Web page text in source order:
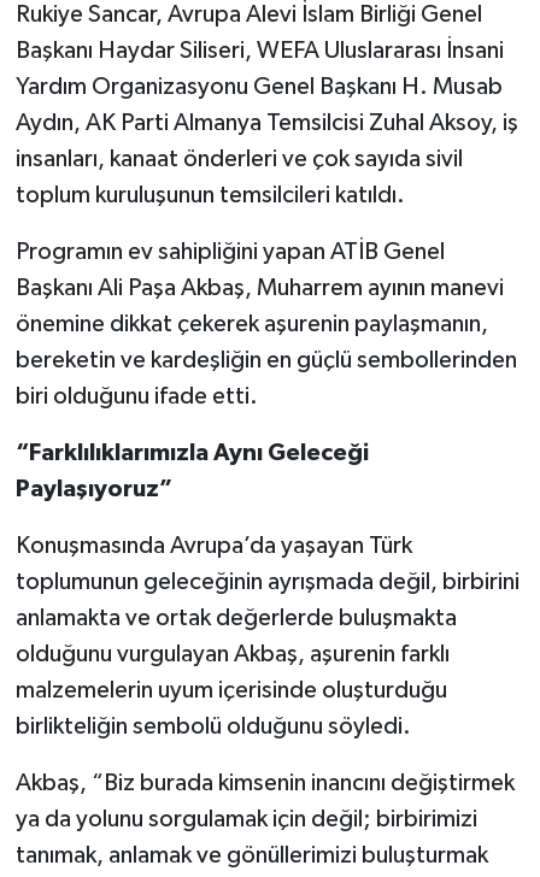
Rukiye Sancar, Avrupa Alevi İslam Birliği Genel
Başkanı Haydar Siliseri, WEFA Uluslararası İnsani
Yardım Organizasyonu Genel Başkanı H. Musab
Aydın, AK Parti Almanya Temsilcisi Zuhal Aksoy, iş
insanları, kanaat önderleri ve çok sayıda sivil
toplum kuruluşunun temsilcileri katıldı.
Programın ev sahipliğini yapan ATİB Genel
Başkanı Ali Paşa Akbaş, Muharrem ayının manevi
önemine dikkat çekerek aşurenin paylaşmanın,
bereketin ve kardeşliğin en güçlü sembollerinden
biri olduğunu ifade etti.
“Farklılıklarımızla Aynı Geleceği
Paylaşıyoruz”
Konuşmasında Avrupa’da yaşayan Türk
toplumunun geleceğinin ayrışmada değil, birbirini
anlamakta ve ortak değerlerde buluşmakta
olduğunu vurgulayan Akbaş, aşurenin farklı
malzemelerin uyum içerisinde oluşturduğu
birlikteliğin sembolü olduğunu söyledi.
Akbaş, “Biz burada kimsenin inancını değiştirmek
ya da yolunu sorgulamak için değil; birbirimizi
tanımak, anlamak ve gönüllerimizi buluşturmak